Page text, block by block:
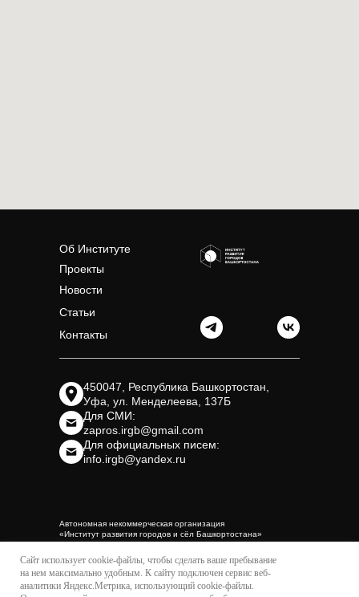
Сайт использует cookie-файлы, чтобы сделать ваше пребывание
на нем максимально удобным. К cайту подключен сервис веб-
аналитики Яндекс.Метрика, использующий cookie-файлы.
© 2020-2026.
Все права защищены
Автономная некоммерческая организация
«Институт развития городов и сёл Башкортостана»
Разработка сайта
Политика
конфиденциальности
450047, Республика Башкортостан,
Уфа, ул. Менделеева, 137Б
Для СМИ:
zapros.irgb@gmail.com
Для официальных писем:
info.irgb@yandex.ru
Контакты
Статьи
Новости
Проекты
Об Институте
Пресс-кит